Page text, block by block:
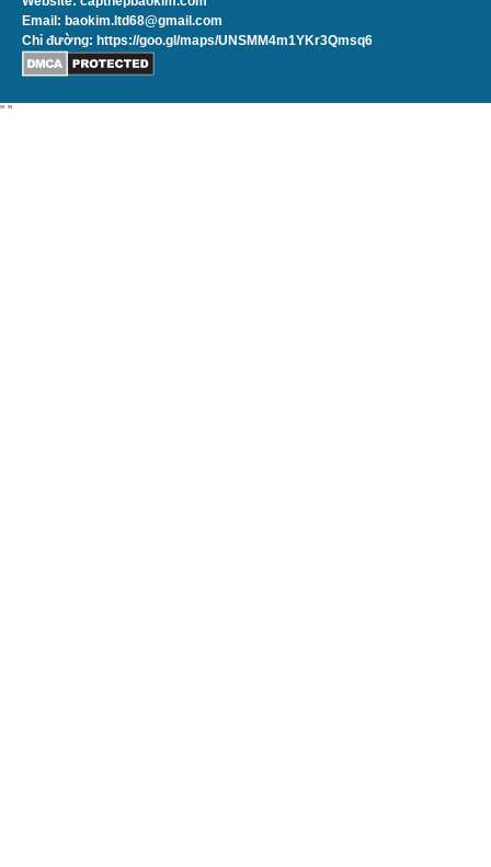
Email: baokim.ltd68@gmail.com
Chỉ đường: https://goo.gl/maps/UNSMM4m1YKr3Qmsq6
" "